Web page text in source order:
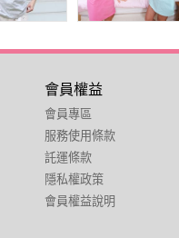
會員權益
會員專區
服務使用條款
託運條款
隱私權政策
會員權益說明